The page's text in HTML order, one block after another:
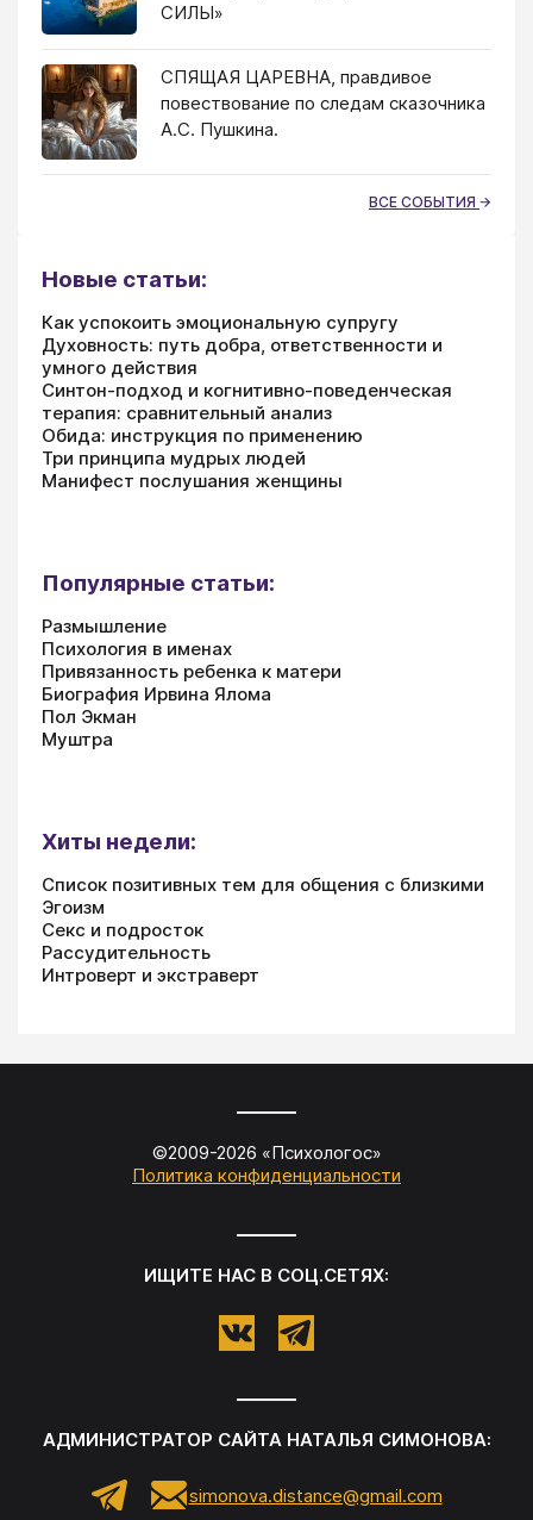
СИЛЫ»
СПЯЩАЯ ЦАРЕВНА, правдивое
повествование по следам сказочника
А.С. Пушкина.
ВСЕ СОБЫТИЯ
Новые статьи:
Как успокоить эмоциональную супругу
Духовность: путь добра, ответственности и
умного действия
Синтон-подход и когнитивно-поведенческая
терапия: сравнительный анализ
Обида: инструкция по применению
Три принципа мудрых людей
Манифест послушания женщины
Популярные статьи:
Размышление
Психология в именах
Привязанность ребенка к матери
Биография Ирвина Ялома
Пол Экман
Муштра
Хиты недели:
Список позитивных тем для общения с близкими
Эгоизм
Секс и подросток
Рассудительность
Интроверт и экстраверт
©2009-2026 «Психологос»
Политика конфиденциальности
ИЩИТЕ НАС В СОЦ.СЕТЯХ:
АДМИНИСТРАТОР САЙТА НАТАЛЬЯ СИМОНОВА:
simonova.distance@gmail.com